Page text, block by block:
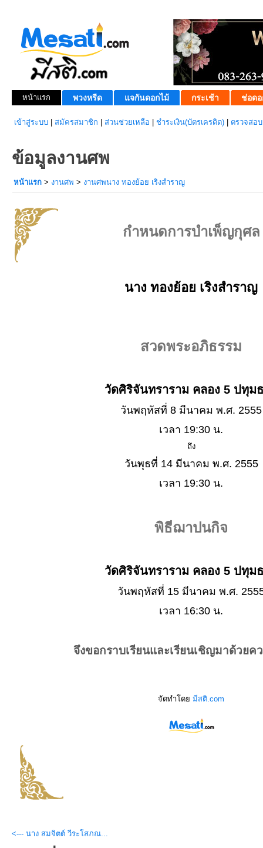
หน้าแรก พวงหรีด แจกันดอกไม้ กระเช้า ช่อดอ
เข้าสู่ระบบ สมัครสมาชิก ส่วนช่วยเหลือ ชำระเงิน(บัตรเครดิต) ตรวจสอ
ข้อมูลงานศพ
หน้าแรก > งานศพ > งานศพนาง ทองย้อย เริงสำราญ
กำหนดการบำเพ็ญกุศล
นาง ทองย้อย เริงสำราญ
สวดพระอภิธรรม
วัดศิริจันทราราม คลอง 5 ปทุม
วันพฤหัสที่ 8 มีนาคม พ.ศ. 2555
เวลา 19:30 น.
ถึง
วันพุธที่ 14 มีนาคม พ.ศ. 2555
เวลา 19:30 น.
พิธีฌาปนกิจ
วัดศิริจันทราราม คลอง 5 ปทุม
วันพฤหัสที่ 15 มีนาคม พ.ศ.
เวลา 16:30 น.
จึงขอกราบเรียนและเรียนเชิญมาด้วยค
จัดทำโดย มีสติ.com
<--- นาง สมจิตต์ วีระโสภณ...